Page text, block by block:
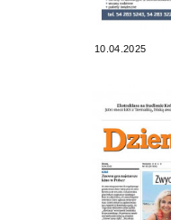
10.04.2025